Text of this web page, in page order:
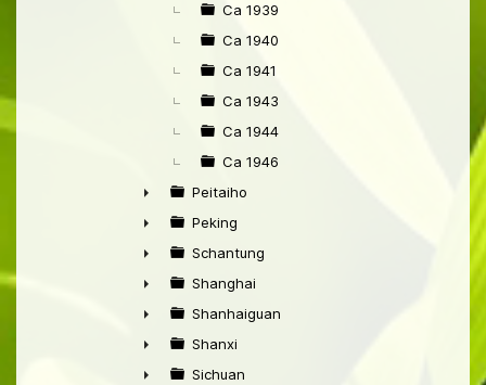
Ca 1939
Ca 1940
Ca 1941
Ca 1943
Ca 1944
Ca 1946
►
Peitaiho
►
Peking
►
Schantung
►
Shanghai
►
Shanhaiguan
►
Shanxi
Sichuan